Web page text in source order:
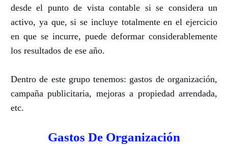
desde el punto de vista contable si se considera un
activo, ya que, si se incluye totalmente en el ejercicio
en que se incurre, puede deformar considerablemente
los resultados de ese año.
Dentro de este grupo tenemos: gastos de organización,
campaña publicitaria, mejoras a propiedad arrendada,
etc.
Gastos De Organización